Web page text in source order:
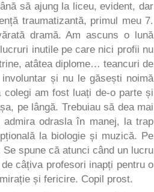
să ajung la liceu, evident, dar
traumatizantă, primul meu 7.
dramă. Am ascuns o lună
inutile pe care nici profii nu
atâtea diplome… teancuri de
și nu le găsești noimă
am fost luați de-o parte și
pe lângă. Trebuiau să dea mai
odrasla în manej, la trap
la biologie și muzică. Pe
spune că atunci când un lucru
câțiva profesori inapți pentru o
și fericire. Copil prost.